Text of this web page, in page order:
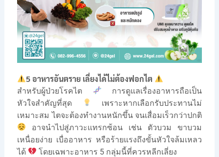
5 อาหารอันตราย เลี่ยงได้ไม่ต้องฟอกไต
สำหรับผู้ป่วยโรคไต
การดูแลเรื่องอาหารถือเป็น
หัวใจสำคัญที่สุด
เพราะหากเลือกรับประทานไม่
เหมาะสม ไตจะต้องทำงานหนักขึ้น จนเสื่อมเร็วกว่าปกติ
อาจนำไปสู่ภาวะแทรกซ้อน เช่น ตัวบวม ขาบวม
เหนื่อยง่าย เบื่ออาหาร หรือร้ายแรงถึงขั้นหัวใจล้มเหลว
ได้
โดยเฉพาะอาหาร 5 กลุ่มนี้ที่ควรหลีกเลี่ยง